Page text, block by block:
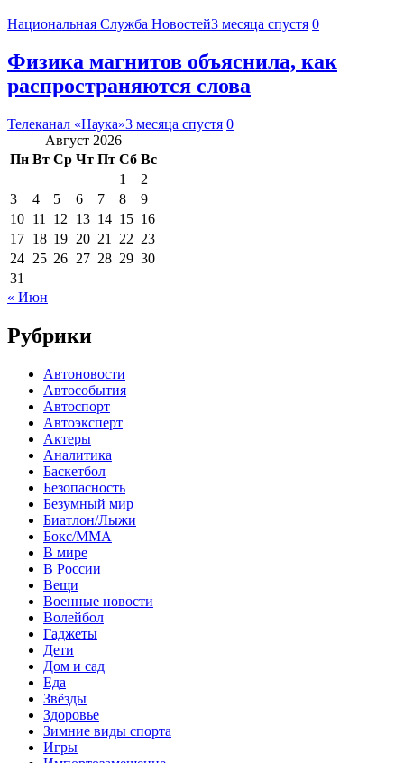
Национальная Служба Новостей3 месяца спустя 0
Физика магнитов объяснила, как
распространяются слова
Телеканал «Наука»3 месяца спустя 0
Август 2026
Пн Вт Ср Чт Пт Сб Вс
1
2
3
4 5 6 7 8
9
10 11 12 13 14 15 16
17 18 19 20 21 22 23
24 25 26 27 28 29 30
31
« Июн
Рубрики
Автоновости
Автособытия
Автоспорт
Автоэксперт
Актеры
Аналитика
Баскетбол
Безопасность
Безумный мир
Биатлон/Лыжи
Бокс/MMA
В мире
В России
Вещи
Военные новости
Волейбол
Гаджеты
Дети
Дом и сад
Еда
Звёзды
Здоровье
Зимние виды спорта
Игры